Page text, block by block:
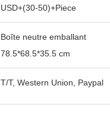
USD+(30-50)+Piece
Boîte neutre emballant
78.5*68.5*35.5 cm
T/T, Western Union, Paypal